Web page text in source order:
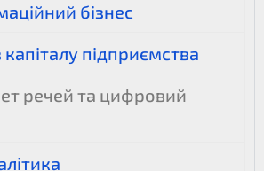
бізнес
капіталу підприємства
речей та цифровий